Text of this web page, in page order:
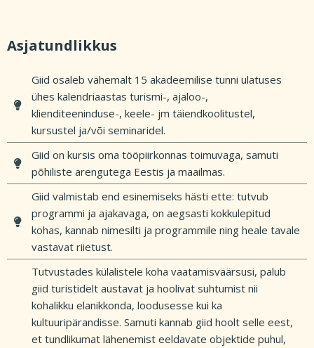
Asjatundlikkus
Giid osaleb vähemalt 15 akadeemilise tunni ulatuses
ühes kalendriaastas turismi-, ajaloo-,
klienditeeninduse-, keele- jm täiendkoolitustel,
kursustel ja/või seminaridel.
Giid on kursis oma tööpiirkonnas toimuvaga, samuti
põhiliste arengutega Eestis ja maailmas.
Giid valmistab end esinemiseks hästi ette: tutvub
programmi ja ajakavaga, on aegsasti kokkulepitud
kohas, kannab nimesilti ja programmile ning heale tavale
vastavat riietust.
Tutvustades külalistele koha vaatamisväärsusi, palub
giid turistidelt austavat ja hoolivat suhtumist nii
kohalikku elanikkonda, loodusesse kui ka
kultuuripärandisse. Samuti kannab giid hoolt selle eest,
et tundlikumat lähenemist eeldavate objektide puhul,